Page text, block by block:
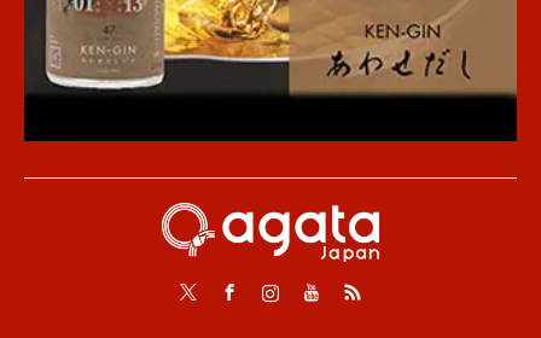
InstagramYoutube
RSS